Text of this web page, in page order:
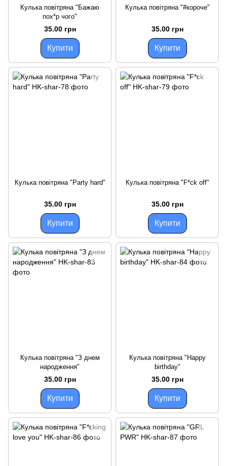
Кулька повітряна "Бажаю
пох*р чого"
35.00 грн
Купити
Кулька повітряна "#короче"
35.00 грн
Купити
Кулька повітряна "Party hard"
35.00 грн
Купити
Кулька повітряна "F*ck off"
35.00 грн
Купити
Кулька повітряна "З днем
народження"
35.00 грн
Купити
Кулька повітряна "Happy
birthday"
35.00 грн
Купити